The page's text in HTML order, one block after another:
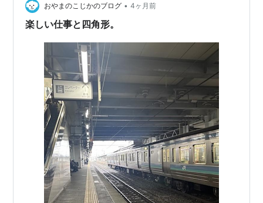
- (ちくま文庫)
芸術原論 / 赤瀬川原平. -- 岩波書店, 1988.7
京都おもしろウォッチング / 赤瀬川原平[他]. -- 新潮
社, 1988.9. -- (とんぼの本)
トマソン黙示録 / 赤瀬川原平. -- 佐谷画廊, 1988
円盤伝説 / 赤瀬川原平. -- 青林堂, 1989.1
超私小説の冒険 / 赤瀬川原平. -- 岩波書店, 1989.3. --
(作家の方法)
科学と抒情 / 赤瀬川原平. -- 青土社, 1989.3
利休 / 赤瀬川原平. -- 淡交社, 1989.8
東京路上探険記 / 尾辻克彦,赤瀬川原平. -- 新潮社,
1989.10. -- (新潮文庫)
おやまのこじかのブログ • 4ヶ月前
楽しい仕事と四角形。